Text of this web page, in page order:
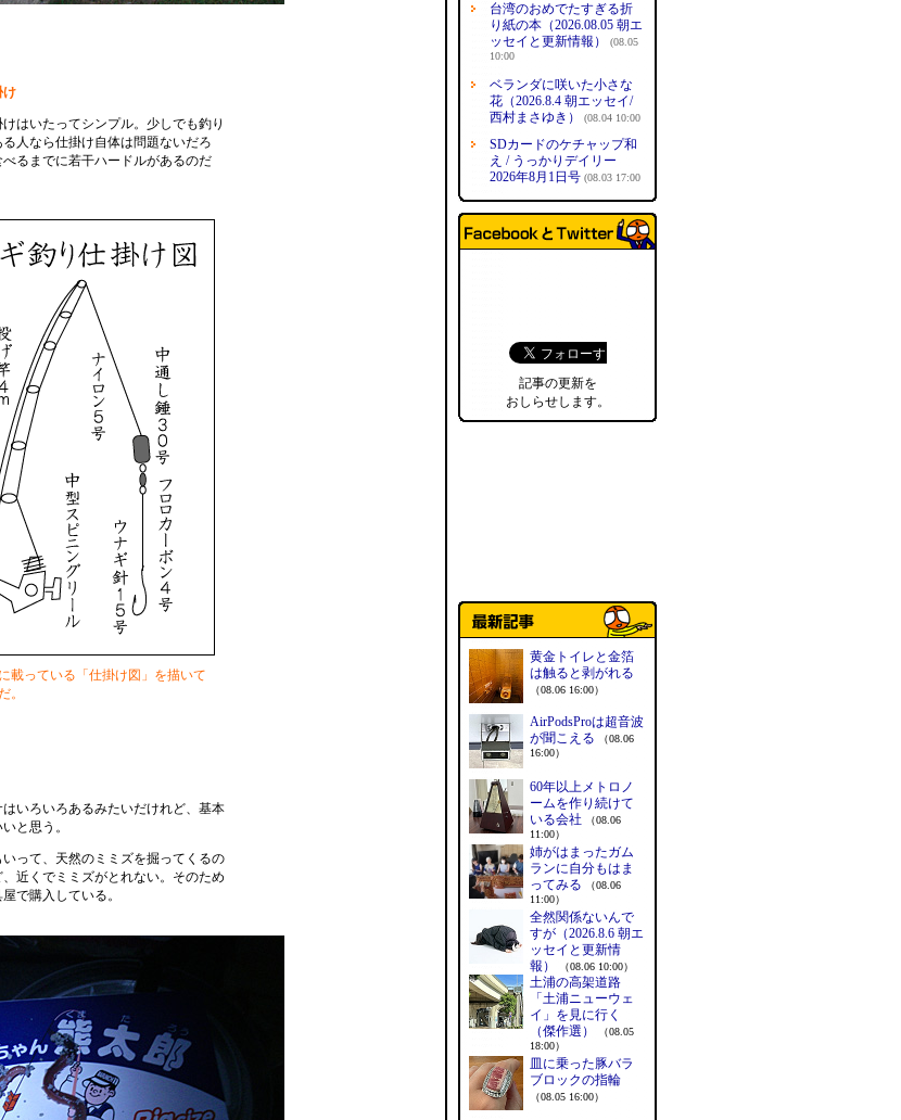
け
はいたってシンプル。少しでも釣り
人なら仕掛け自体は問題ないだろ
るまでに若干ハードルがあるのだ
載っている「仕掛け図」を描いて
。
いろいろあるみたいだけれど、基本
と思う。
って、天然のミミズを掘ってくるの
近くでミミズがとれない。そのため
で購入している。
台湾のおめでたすぎる折
り紙の本（2026.08.05 朝エ
ッセイと更新情報）
(08.05
10:00
ベランダに咲いた小さな
花（2026.8.4 朝エッセイ/
西村まさゆき）
(08.04 10:00
SDカードのケチャップ和
え / うっかりデイリー
2026年8月1日号 (08.03 17:00
記事の更新を
おしらせします。
黄金トイレと金箔
は触ると剥がれる
（08.06 16:00）
AirPodsProは超音波
が聞こえる
（08.06
16:00）
60年以上メトロノ
ームを作り続けて
いる会社
（08.06
11:00）
姉がはまったガム
ランに自分もはま
ってみる
（08.06
11:00）
全然関係ないんで
すが（2026.8.6 朝エ
ッセイと更新情
報）
（08.06 10:00）
土浦の高架道路
「土浦ニューウェ
イ」を見に行く
（傑作選）
（08.05
18:00）
皿に乗った豚バラ
ブロックの指輪
（08.05 16:00）